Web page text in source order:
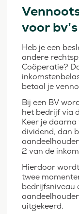
voor bv’s
Heb je een
andere
Coöperatie?
betaal je
Bij een BV
het bedrijf via
Keer je
dividend, dan
2 van de
Hierdoor
twee
bedrijfsniveau
uitgekeerd.